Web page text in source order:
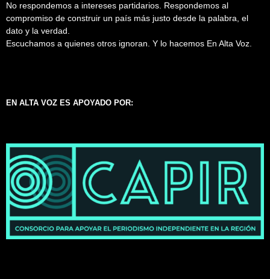
No respondemos a intereses partidarios. Respondemos al
compromiso de construir un país más justo desde la palabra, el
dato y la verdad.
Escuchamos a quienes otros ignoran. Y lo hacemos En Alta Voz.
EN ALTA VOZ ES APOYADO POR: